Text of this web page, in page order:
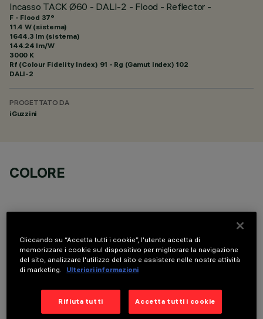
Incasso TACK Ø60 - DALI-2 - Flood - Reflector -
F - Flood 37°
11.4 W (sistema)
1644.3 lm (sistema)
144.24 lm/W
3000 K
Rf (Colour Fidelity Index) 91 - Rg (Gamut Index) 102
DALI-2
PROGETTATO DA
iGuzzini
COLORE
COMPONENTI OPZIONALI
Cliccando su “Accetta tutti i cookie”, l'utente accetta di
memorizzare i cookie sul dispositivo per migliorare la navigazione
del sito, analizzare l'utilizzo del sito e assistere nelle nostre attività
di marketing.
Ulteriori informazioni
Rifiuta tutti Accetta tutti i cookie